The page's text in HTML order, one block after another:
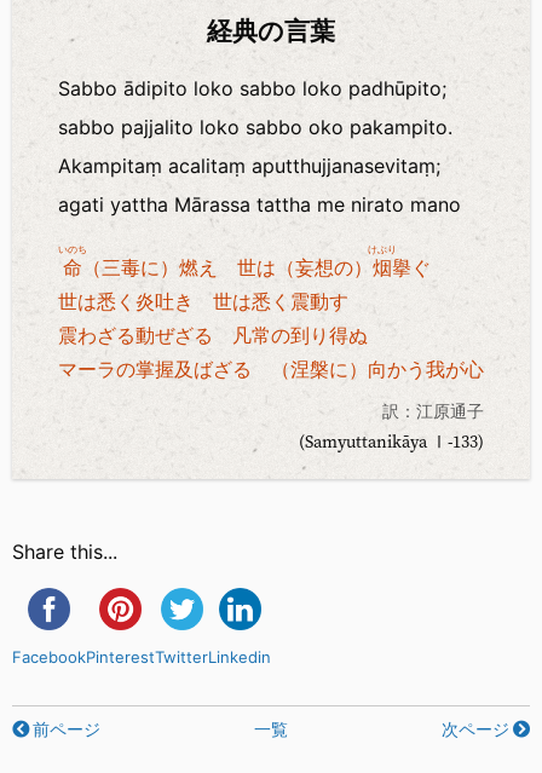
経典の言葉
Sabbo ādipito loko sabbo loko padhūpito;
sabbo pajjalito loko sabbo oko pakampito.
Akampitaṃ acalitaṃ aputthujjanasevitaṃ;
agati yattha Mārassa tattha me nirato mano
命
いのち
（三毒に）燃え 世は（妄想の） 烟
けぶり
擧ぐ
世は悉く炎吐き 世は悉く震動す
震わざる動ぜざる 凡常の到り得ぬ
マーラの掌握及ばざる （涅槃に）向かう我が心
訳：江原通子
(Samyuttanikāya Ⅰ-133)
Share this...
FacebookPinterestTwitterLinkedin
前ページ 一覧 次ページ